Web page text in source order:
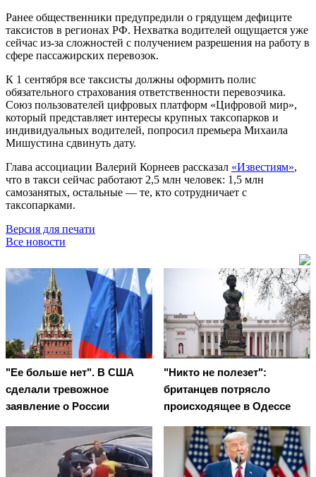
Ранее общественники предупредили о грядущем дефиците
таксистов в регионах РФ. Нехватка водителей ощущается уже
сейчас из-за сложностей с получением разрешения на работу в
сфере пассажирских перевозок.
К 1 сентября все таксисты должны оформить полис
обязательного страхования ответственности перевозчика.
Союз пользователей цифровых платформ «Цифровой мир»,
который представляет интересы крупных таксопарков и
индивидуальных водителей, попросил премьера Михаила
Мишустина сдвинуть дату.
Глава ассоциации Валерий Корнеев рассказал «Известиям»,
что в такси сейчас работают 2,5 млн человек: 1,5 млн
самозанятых, остальные — те, кто сотрудничает с
таксопарками.
Версия для печати
Все новости
"Ее больше нет". В США
сделали тревожное
заявление о России
"Никто не полезет":
британцев потрясло
происходящее в Одессе